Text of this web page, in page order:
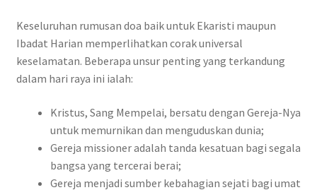
Keseluruhan rumusan doa baik untuk Ekaristi maupun
Ibadat Harian memperlihatkan corak universal
keselamatan. Beberapa unsur penting yang terkandung
dalam hari raya ini ialah:
Kristus, Sang Mempelai, bersatu dengan Gereja-Nya
untuk memurnikan dan menguduskan dunia;
Gereja missioner adalah tanda kesatuan bagi segala
bangsa yang tercerai berai;
Gereja menjadi sumber kebahagian sejati bagi umat